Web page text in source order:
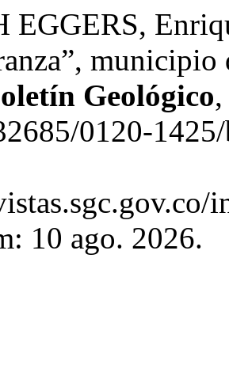
EGGERS,
municipio
Geológico
0120-
10 ago. 2026.